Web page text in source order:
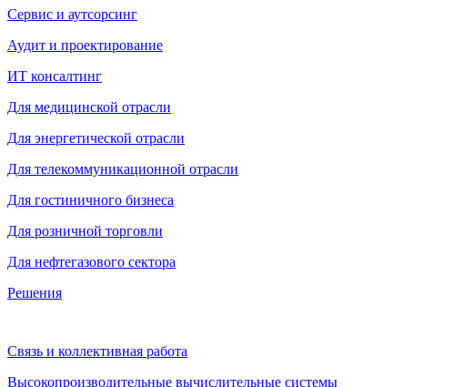
Сервис и аутсорсинг
Аудит и проектирование
ИТ консалтинг
Для медицинской отрасли
Для энергетической отрасли
Для телекоммуникационной отрасли
Для гостиничного бизнеса
Для розничной торговли
Для нефтегазового сектора
Решения
Связь и коллективная работа
Высокопроизводительные вычислительные системы